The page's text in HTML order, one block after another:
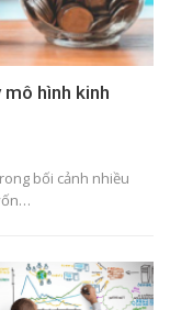
mô hình kinh
bối cảnh nhiều